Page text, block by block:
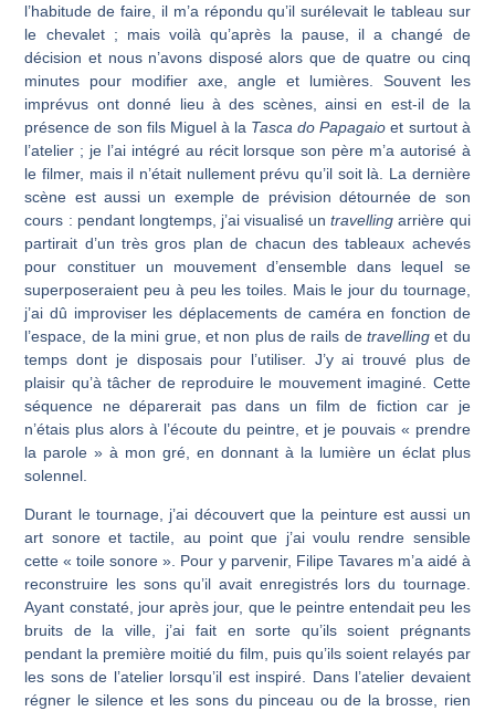
l’habitude de faire, il m’a répondu qu’il surélevait le tableau sur
le chevalet ; mais voilà qu’après la pause, il a changé de
décision et nous n’avons disposé alors que de quatre ou cinq
minutes pour modifier axe, angle et lumières. Souvent les
imprévus ont donné lieu à des scènes, ainsi en est-il de la
présence de son fils Miguel à la Tasca do Papagaioet surtout à
l’atelier ; je l’ai intégré au récit lorsque son père m’a autorisé à
le filmer, mais il n’était nullement prévu qu’il soit là. La dernière
scène est aussi un exemple de prévision détournée de son
cours : pendant longtemps, j’ai visua­lisé untravelling arrière qui
partirait d’un très gros plan de chacun des tableaux achevés
pour constituer un mouvement d’ensemble dans lequel se
superposeraient peu à peu les toiles. Mais le jour du tournage,
j’ai dû improviser les déplacements de caméra en fonction de
l’espace, de la mini grue, et non plus de rails de travellinget du
temps dont je disposais pour l’utiliser. J’y ai trouvé plus de
plaisir qu’à tâcher de reproduire le mouvement imaginé. Cette
séquence ne déparerait pas dans un film de fiction car je
n’étais plus alors à l’écoute du peintre, et je pouvais « prendre
la parole » à mon gré, en donnant à la lumière un éclat plus
solennel.
Durant le tournage, j’ai découvert que la peinture est aussi un
art sonore et tac­tile, au point que j’ai voulu rendre sensible
cette « toile sonore ». Pour y parvenir, Filipe Tavares m’a aidé à
reconstruire les sons qu’il avait enregistrés lors du tournage.
Ayant constaté, jour après jour, que le peintre entendait peu les
bruits de la ville, j’ai fait en sorte qu’ils soient prégnants
pendant la première moitié du film, puis qu’ils soient rela­yés par
les sons de l’atelier lorsqu’il est inspiré. Dans l’atelier devaient
régner le silence et les sons du pinceau ou de la brosse, rien